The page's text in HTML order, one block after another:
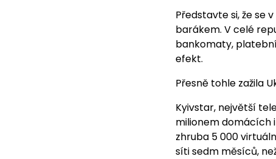
Představte si, že se
barákem. V celé
bankomaty,
efekt.
Přesně tohle zažila
Kyivstar, největší
milionem domácích
zhruba 5 000
síti sedm měsíců,